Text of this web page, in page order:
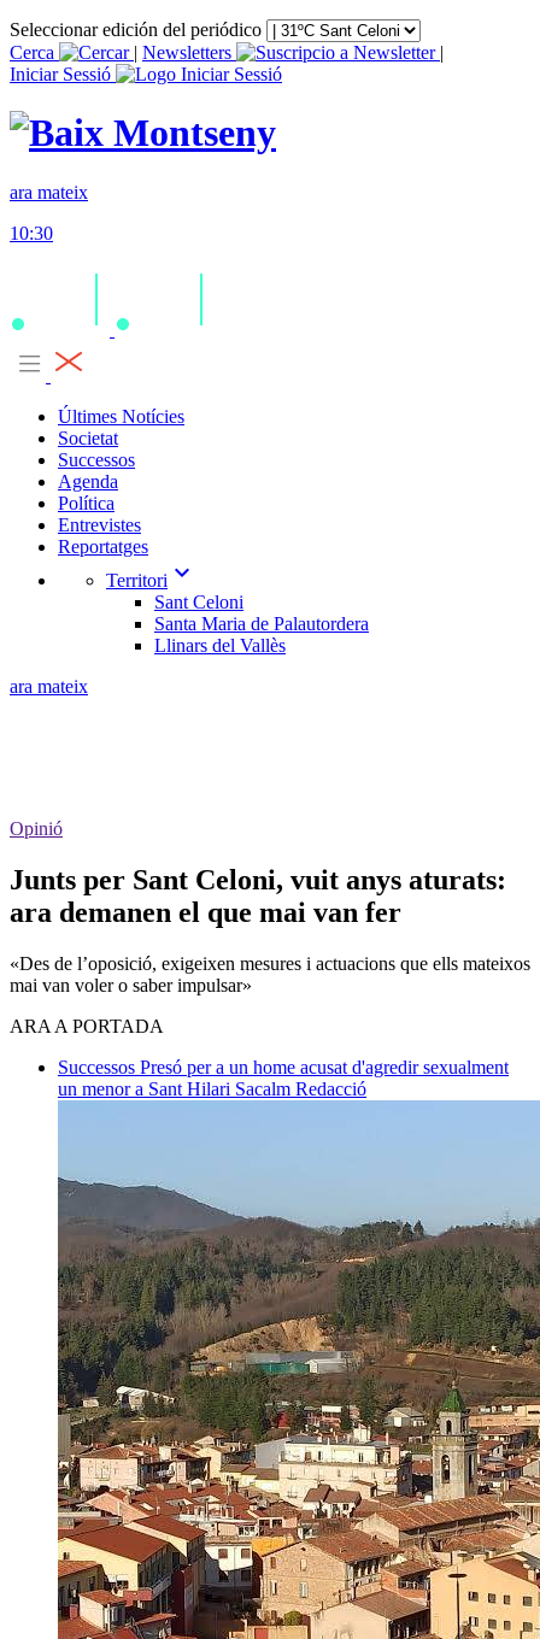
Seleccionar edición del periódico
Cerca
| Newsletters
|
Iniciar Sessió
ara mateix
10:30
Últimes Notícies
Societat
Successos
Agenda
Política
Entrevistes
Reportatges
Territori expand_more
Sant Celoni
Santa Maria de Palautordera
Llinars del Vallès
ara mateix
Opinió
Junts per Sant Celoni, vuit anys aturats:
ara demanen el que mai van fer
«Des de l’oposició, exigeixen mesures i actuacions que ells mateixos
mai van voler o saber impulsar»
ARA A PORTADA
Successos Presó per a un home acusat d'agredir sexualment
un menor a Sant Hilari Sacalm Redacció